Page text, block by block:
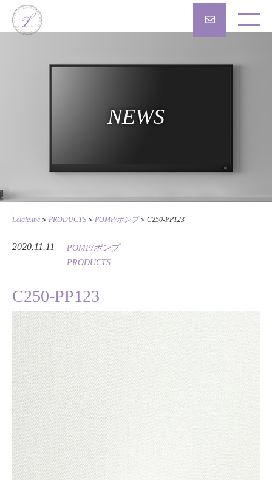
NEWS
Lelale.inc > PRODUCTS > POMP/ポンプ> C250-PP123
2020.11.11
POMP/ポンプ
PRODUCTS
C250-PP123